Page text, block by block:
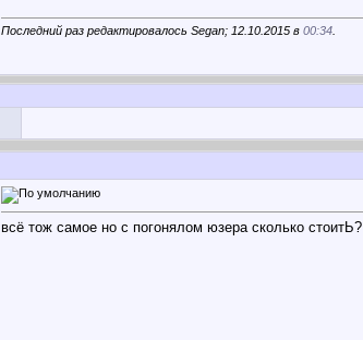
Последний раз редактировалось Segan; 12.10.2015 в 00:34
всё тож самое но с погонялом юзера сколько стоитЬ?